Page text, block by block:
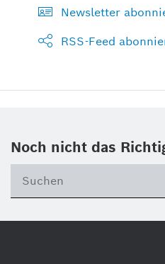
Newsletter
RSS-Feed
Noch nicht das